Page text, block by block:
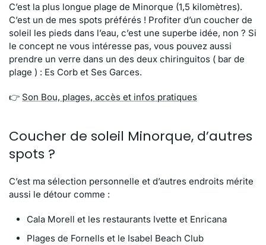
C’est la plus longue plage de Minorque (1,5 kilomètres).
C’est un de mes spots préférés ! Profiter d’un coucher de
soleil les pieds dans l’eau, c’est une superbe idée, non ? Si
le concept ne vous intéresse pas, vous pouvez aussi
prendre un verre dans un des deux chiringuitos ( bar de
plage ) : Es Corb et Ses Garces.
👉 Son Bou, plages, accès et infos pratiques
Coucher de soleil Minorque, d’autres
spots ?
C’est ma sélection personnelle et d’autres endroits mérite
aussi le détour comme :
Cala Morell et les restaurants Ivette et Enricana
Plages de Fornells et le Isabel Beach Club